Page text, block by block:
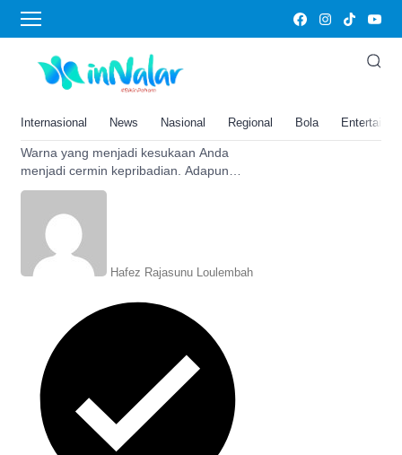
Internasional News Nasional Regional Bola
Merah
Warna Kesukaan Anda Jadi
Cermin Kepribadian, Merah Tak
Keberanian
Warna yang menjadi kesukaan Anda
menjadi cermin kepribadian. Adapun
warna merah tak hanya melambangkan
Hafez Rajasunu Loulembah